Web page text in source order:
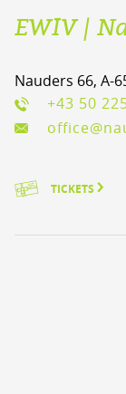
EWIV |
Nauders 66, A-
+43 50
TICKETS